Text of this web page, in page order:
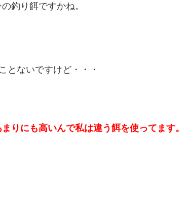
釣り餌ですかね。
とないですけど・・・
りにも高いんで私は違う餌を使ってます。